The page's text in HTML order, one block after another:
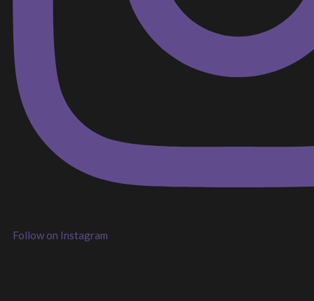
Follow on Instagram